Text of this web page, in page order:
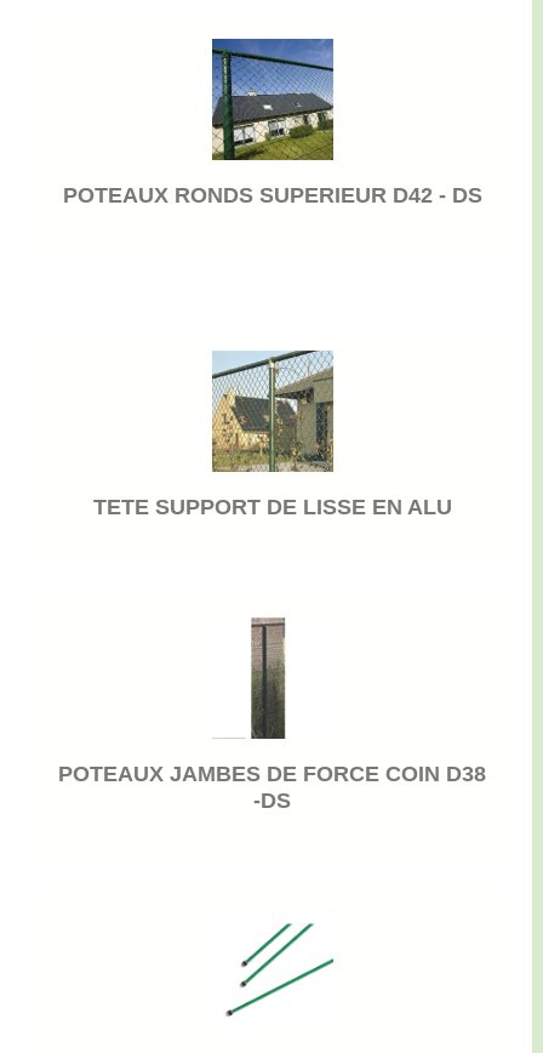
POTEAUX RONDS SUPERIEUR D42 - DS
TETE SUPPORT DE LISSE EN ALU
POTEAUX JAMBES DE FORCE COIN D38
-DS